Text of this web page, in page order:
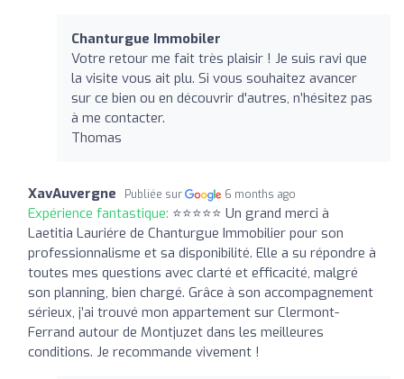
Chanturgue Immobiler
Votre retour me fait très plaisir ! Je suis ravi que
la visite vous ait plu. Si vous souhaitez avancer
sur ce bien ou en découvrir d'autres, n’hésitez pas
à me contacter.
Thomas
XavAuvergne Publiée sur 6 months ago
Expérience fantastique: ⭐⭐⭐⭐⭐ Un grand merci à
Laetitia Lauriére de Chanturgue Immobilier pour son
professionnalisme et sa disponibilité. Elle a su répondre à
toutes mes questions avec clarté et efficacité, malgré
son planning, bien chargé. Grâce à son accompagnement
sérieux, j’ai trouvé mon appartement sur Clermont-
Ferrand autour de Montjuzet dans les meilleures
conditions. Je recommande vivement !